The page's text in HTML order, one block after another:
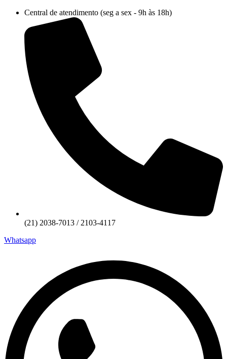
conteúdo
Central de atendimento (seg a sex - 9h às 18h)
(21) 2038-7013 / 2103-4117
Whatsapp